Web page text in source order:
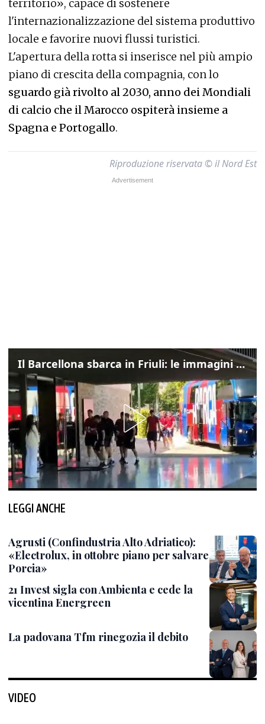
territorio», capace di sostenere
l'internazionalizzazione del sistema produttivo
locale e favorire nuovi flussi turistici.
L'apertura della rotta si inserisce nel più ampio
piano di crescita della compagnia, con lo
sguardo già rivolto al 2030, anno dei Mondiali
di calcio che il Marocco ospiterà insieme a
Spagna e Portogallo.
Riproduzione riservata © il Nord Est
Il Barcellona sbarca in Friuli: le immagini dell'arrivo in albergo
LEGGI ANCHE
Agrusti (Confindustria Alto Adriatico):
«Electrolux, in ottobre piano per salvare
Porcia»
21 Invest sigla con Ambienta e cede la
vicentina Energreen
La padovana Tfm rinegozia il debito
VIDEO